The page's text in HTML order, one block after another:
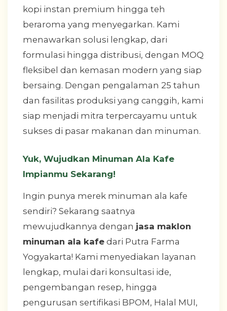
kopi instan premium hingga teh
beraroma yang menyegarkan. Kami
menawarkan solusi lengkap, dari
formulasi hingga distribusi, dengan MOQ
fleksibel dan kemasan modern yang siap
bersaing. Dengan pengalaman 25 tahun
dan fasilitas produksi yang canggih, kami
siap menjadi mitra terpercayamu untuk
sukses di pasar makanan dan minuman.
Yuk, Wujudkan Minuman Ala Kafe
Impianmu Sekarang!
Ingin punya merek minuman ala kafe
sendiri? Sekarang saatnya
mewujudkannya dengan jasa maklon
minuman ala kafe dari Putra Farma
Yogyakarta! Kami menyediakan layanan
lengkap, mulai dari konsultasi ide,
pengembangan resep, hingga
pengurusan sertifikasi BPOM, Halal MUI,